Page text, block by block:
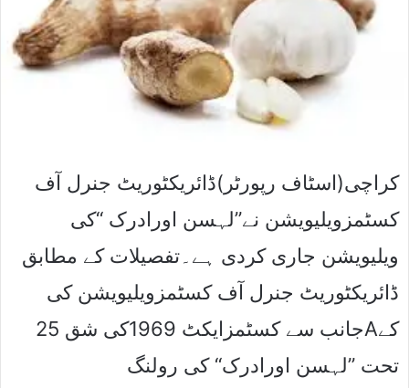
کراچی(اسٹاف رپورٹر)ڈائریکٹوریٹ جنرل آف
کسٹمزویلیویشن نے”لہسن اورادرک “کی
ویلیویشن جاری کردی ہے۔تفصیلات کے مطابق
ڈائریکٹوریٹ جنرل آف کسٹمزویلیویشن کی
جانب سے کسٹمزایکٹ 1969کی شق 25Aکے
تحت ”لہسن اورادرک“ کی رولنگ